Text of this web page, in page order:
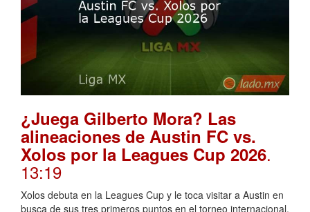
¿Juega Gilberto Mora? Las
alineaciones de Austin FC vs.
Xolos por la Leagues Cup 2026.
13:19
Xolos debuta en la Leagues Cup y le toca visitar a Austin en
busca de sus tres primeros puntos en el torneo internacional.